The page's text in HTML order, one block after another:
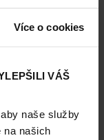
Více o cookies
VÁŠ
naše služby
na našich